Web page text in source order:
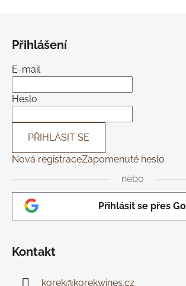
p
r
v
v
ý
p
i
s
Přihlášení
E-mail
Heslo
PŘIHLÁSIT SE
Nová registraceZapomenuté heslo
nebo
Přihlásit se přes
Kontakt
korek@korekwines.cz